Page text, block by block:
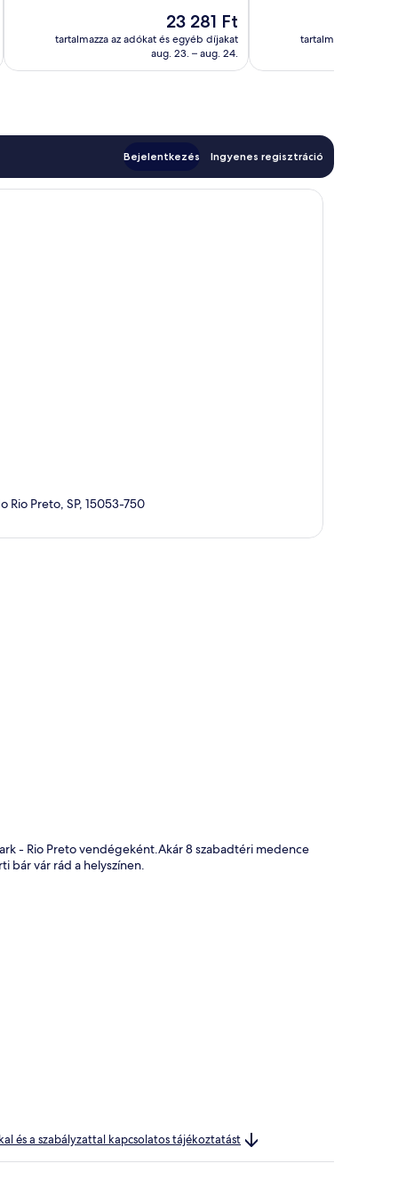
értékelés
Az
ár
23 281 Ft
23 281 Ft
tartalmazza az adókat és egyéb díjakat
aug. 23. – aug. 24.
értékeléstartalmazza az
Bejelentkezés Ingyenes regisztráció
Rio Preto, SP, 15053-750
- Rio Preto vendégeként.Akár 8 szabadtéri medence
bár vár rád a helyszínen.
és a szabályzattal kapcsolatos tájékoztatást